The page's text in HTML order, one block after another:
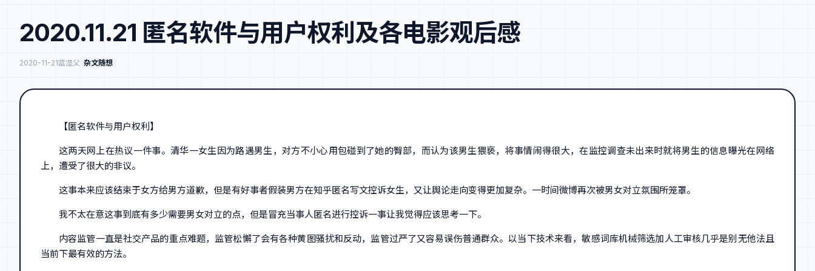
2020.11.21 匿名软件与用户权利及各电影观后感
2020-11-21蓝湿父 杂文随想
【匿名软件与用户权利】
这两天网上在热议一件事。清华一女生因为路遇男生，对方不小心用包碰到了她的臀部，而认为该男生猥亵，将事情闹得很大，在监控调查未出来时就将男生的信息曝光在网络
上，遭受了很大的非议。
这事本来应该结束于女方给男方道歉，但是有好事者假装男方在知乎匿名写文控诉女生，又让舆论走向变得更加复杂。一时间微博再次被男女对立氛围所笼罩。
我不太在意这事到底有多少需要男女对立的点，但是冒充当事人匿名进行控诉一事让我觉得应该思考一下。
内容监管一直是社交产品的重点难题，监管松懈了会有各种黄图骚扰和反动，监管过严了又容易误伤普通群众。以当下技术来看，敏感词库机械筛选加人工审核几乎是别无他法且
当前下最有效的方法。